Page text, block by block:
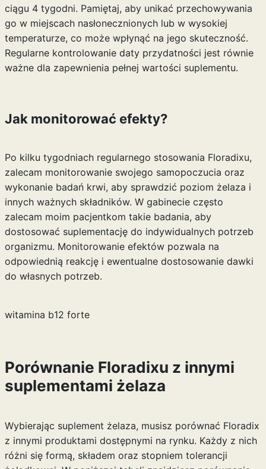
ciągu 4 tygodni. Pamiętaj, aby unikać przechowywania
go w miejscach nasłonecznionych lub w wysokiej
temperaturze, co może wpłynąć na jego skuteczność.
Regularne kontrolowanie daty przydatności jest równie
ważne dla zapewnienia pełnej wartości suplementu.
Jak monitorować efekty?
Po kilku tygodniach regularnego stosowania Floradixu,
zalecam monitorowanie swojego samopoczucia oraz
wykonanie badań krwi, aby sprawdzić poziom żelaza i
innych ważnych składników. W gabinecie często
zalecam moim pacjentkom takie badania, aby
dostosować suplementację do indywidualnych potrzeb
organizmu. Monitorowanie efektów pozwala na
odpowiednią reakcję i ewentualne dostosowanie dawki
do własnych potrzeb.
witamina b12 forte
Porównanie Floradixu z innymi
suplementami żelaza
Wybierając suplement żelaza, musisz porównać Floradix
z innymi produktami dostępnymi na rynku. Każdy z nich
różni się formą, składem oraz stopniem tolerancji